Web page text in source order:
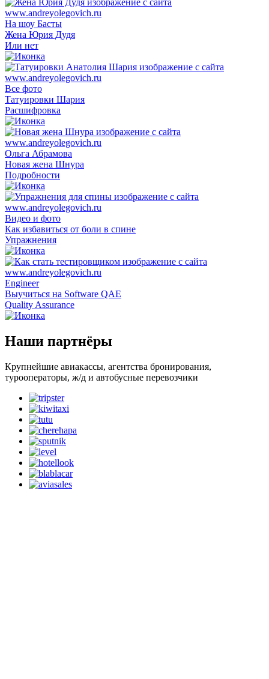
На шоу Басты
Жена Юрия Дудя
Или нет
Все фото
Татуировки Шария
Расшифровка
Ольга Абрамова
Новая жена Шнура
Подробности
Видео и фото
Как избавиться от боли в спине
Упражнения
Engineer
Выучиться на Software QAE
Quality Assurance
Наши партнёры
Крупнейшие авиакассы, агентства бронирования,
турооператоры, ж/д и автобусные перевозчики